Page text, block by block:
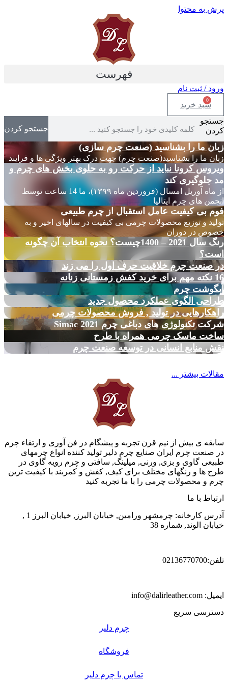
پرش به محتوا
فهرست
ورود / ثبت نام
0
سبد خرید
جستجو
کردن
جستجو کردن
زبان ما را بشناسید (صنعت چرم سازی)
زبان ما را بشناسید(صنعت چرم) جهت درک بهتر ویژگی ها و فرایند
ویروس کرونا نباید از حرکت رو به جلوی بخش های چرم و
مد جلوگیری کند
از ماه آوریل امسال (فروردین ماه ۱۳۹۹)، ما 14 ساعت توسط
انجمن های چرم ایتالیا
فوم بی کیفیت عامل استقبال از چرم طبیعی
تولید و توزیع محصولات چرمی بی کیفیت در سالهای اخیر و به
خصوص در دوران
رنگ سال 2021 – 1400چیست؟ نحوه انتخاب آن چگونه
است؟
در صنعت چرم خلاقیت حرف اول را می زند
16 نکته مهم برای خرید کفش زمستانی زنانه
آبگوشت چرم
طراحی الگوی عملکرد محصول جدید
راهکارهایی در تولید , فروش محصولات چرمی
شرکت تکنولوژی های دباغی چرم Simac 2021
ساخت ماسک چرمی همراه با طرح
نقش منابع انسانی در توسعه صنعت چرم
مقالات بیشتر ...
سابقه ی بیش از نیم قرن تجربه و پیشگام در فن آوری و ارتقاء چرم
در صنعت چرم ایران صنایع چرم دلیر تولید کننده انواع چرمهای
طبیعی گاوی و بزی, ورنی, میلینگ, سافتی و چرم رویه گاوی در
طرح ها و رنگهای مختلف برای کیف, کفش و کمربند با کیفیت ترین
چرم و محصولات چرمی را با ما تجربه کنید
ارتباط با ما
آدرس کارخانه: چرمشهر ورامین, خیابان البرز, خیابان البرز 1 ,
خیابان الوند, شماره 38
تلفن:02136770700
ایمیل: info@dalirleather.com
دسترسی سریع
چرم دلیر
فروشگاه
تماس با چرم دلیر